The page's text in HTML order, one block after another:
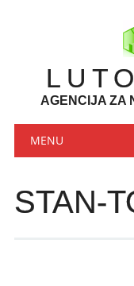
AGENCIJA ZA
Main
MENU
STAN-